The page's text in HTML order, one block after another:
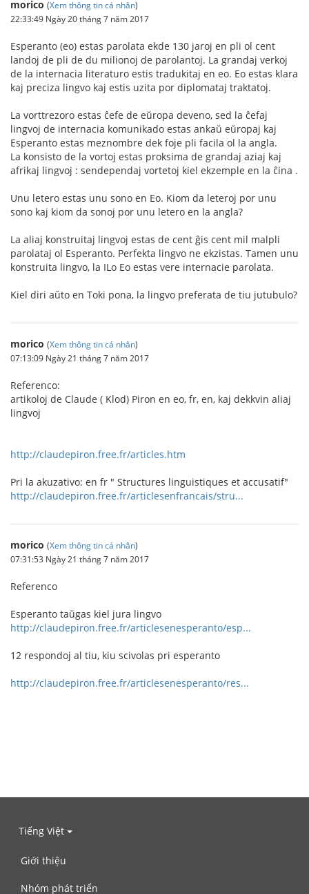
morico (Xem thông tin cá nhân)
22:33:49 Ngày 20 tháng 7 năm 2017
Esperanto (eo) estas parolata ekde 130 jaroj en pli ol cent
landoj de pli de du milionoj de parolantoj. La grandaj verkoj
de la internacia literaturo estis tradukitaj en eo. Eo estas klara
kaj preciza lingvo kaj estis uzita por diplomataj traktatoj.
La vorttrezoro estas ĉefe de eŭropa deveno, sed la ĉefaj
lingvoj de internacia komunikado estas ankaŭ eŭropaj kaj
Esperanto estas meznombre dek foje pli facila ol la angla.
La konsisto de la vortoj estas proksima de grandaj aziaj kaj
afrikaj lingvoj : sendependaj vortetoj kiel ekzemple en la ĉina .
Unu letero estas unu sono en Eo. Kiom da leteroj por unu
sono kaj kiom da sonoj por unu letero en la angla?
La aliaj konstruitaj lingvoj estas de cent ĝis cent mil malpli
parolataj ol Esperanto. Perfekta lingvo ne ekzistas. Tamen unu
konstruita lingvo, la ILo Eo estas vere internacie parolata.
Kiel diri aŭto en Toki pona, la lingvo preferata de tiu jutubulo?
morico (Xem thông tin cá nhân)
07:13:09 Ngày 21 tháng 7 năm 2017
Referenco:
artikoloj de Claude ( Klod) Piron en eo, fr, en, kaj dekkvin aliaj
lingvoj
http://claudepiron.free.fr/articles.htm
Pri la akuzativo: en fr " Structures linguistiques et accusatif"
http://claudepiron.free.fr/articlesenfrancais/stru...
morico (Xem thông tin cá nhân)
07:31:53 Ngày 21 tháng 7 năm 2017
Referenco
Esperanto taŭgas kiel jura lingvo
http://claudepiron.free.fr/articlesenesperanto/esp...
12 respondoj al tiu, kiu scivolas pri esperanto
http://claudepiron.free.fr/articlesenesperanto/res...
Tiếng Việt
Giới thiệu
Nhóm phát triển